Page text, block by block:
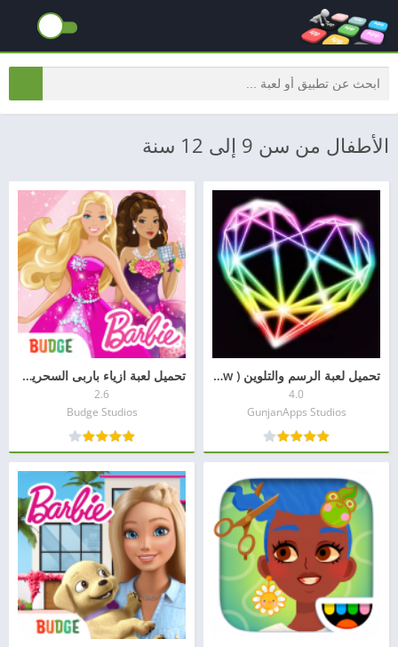
الأطفال من سن 9 إلى 12 سنة
تحميل لعبة الرسم والتلوين ( Glow Doodle Art – Color & Draw )
4.0
GunjanApps Studios
تحميل لعبة ازياء باربى السحرية (Barbie Magical Fashion)
2.6
Budge Studios